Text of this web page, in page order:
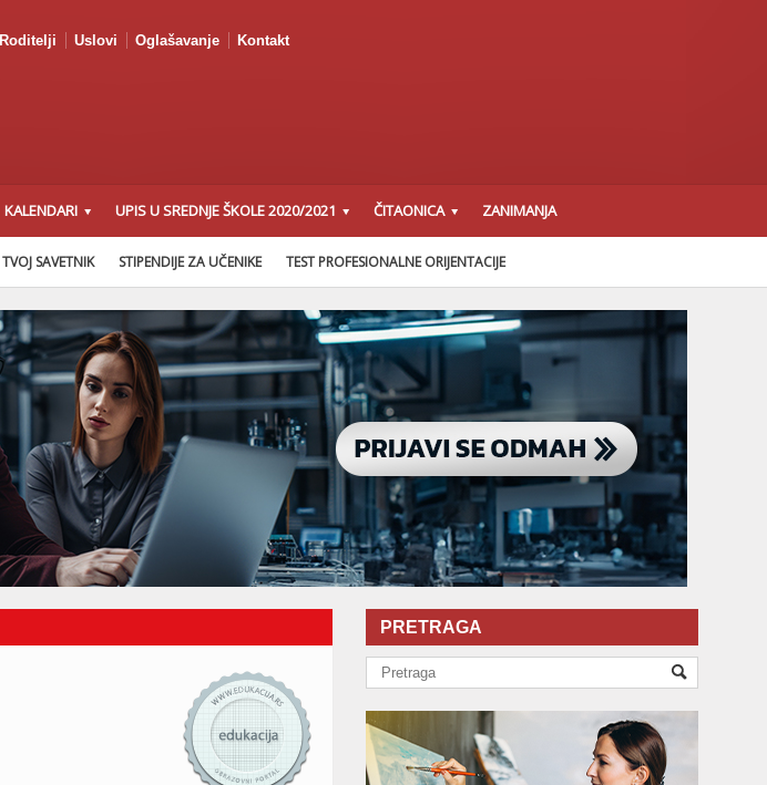
Roditelji Uslovi Oglašavanje Kontakt
KALENDARI UPIS U SREDNJE ŠKOLE 2020/2021 ČITAONICA ZANIMANJA
TVOJ SAVETNIK STIPENDIJE ZA UČENIKE TEST PROFESIONALNE ORIJENTACIJE
PRETRAGA